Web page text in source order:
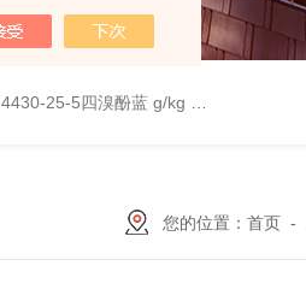
4430-25-5四溴酚蓝 g/kg
您的位置： 首页 -